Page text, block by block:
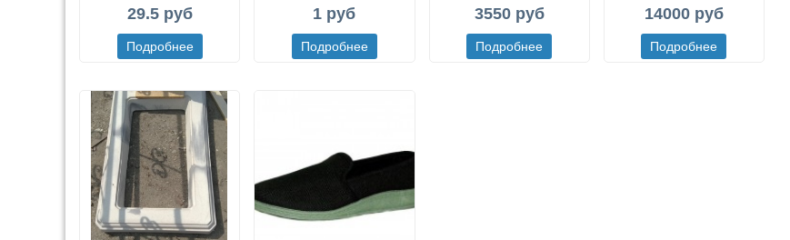
29.5 руб 1 руб 3550 руб
(Полевского)
14000 руб